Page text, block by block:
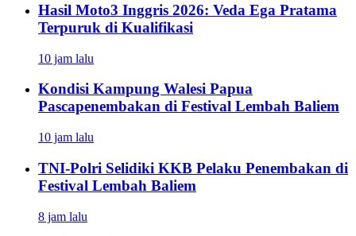
Hasil Moto3 Inggris 2026: Veda Ega Pratama
Terpuruk di Kualifikasi
10 jam lalu
Kondisi Kampung Walesi Papua
Pascapenembakan di Festival Lembah Baliem
10 jam lalu
TNI-Polri Selidiki KKB Pelaku Penembakan di
Festival Lembah Baliem
8 jam lalu